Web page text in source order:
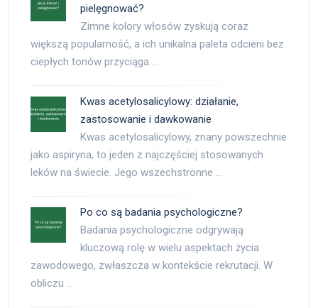
pielęgnować?
Zimne kolory włosów zyskują coraz
większą popularność, a ich unikalna paleta odcieni bez
ciepłych tonów przyciąga …
Kwas acetylosalicylowy: działanie,
zastosowanie i dawkowanie
Kwas acetylosalicylowy, znany powszechnie
jako aspiryna, to jeden z najczęściej stosowanych
leków na świecie. Jego wszechstronne …
Po co są badania psychologiczne?
Badania psychologiczne odgrywają
kluczową rolę w wielu aspektach życia
zawodowego, zwłaszcza w kontekście rekrutacji. W
obliczu …